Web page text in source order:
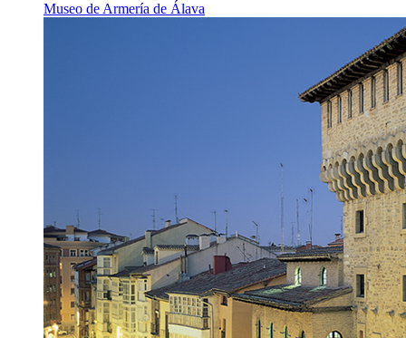
Museo de Armería de Álava